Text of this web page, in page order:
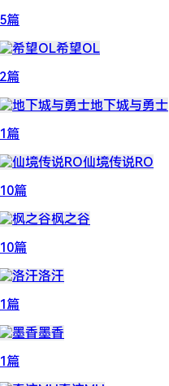
5篇
希望OL
2篇
地下城与勇士
1篇
仙境传说RO
10篇
枫之谷
10篇
洛汗
1篇
墨香
1篇